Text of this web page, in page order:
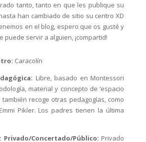
tanto, tanto en que les publique su
han cambiado de sitio su centro XD
en el blog, espero que os gusté y
puede servir a alguien, ¡compartid!
Caracolín
Libre, basado en Montessori
material y concepto de ‘espacio
también recoge otras pedagogías, como
Pikler. Los padres tienen la última
Concertado/Público: Privado